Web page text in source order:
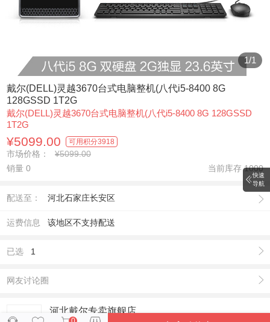
1/1
戴尔(DELL)灵越3670台式电脑整机(八代i5-8400 8G
128GSSD 1T2G
戴尔(DELL)灵越3670台式电脑整机(八代i5-8400 8G 128GSSD
1T2G
¥5099.00 可用积分3918
市场价格：
¥5099.00
销量 0
当前库存1000
配送至： 河北石家庄长安区
运费信息 该地区不支持配送
已选 1
网友讨论圈
河北戴尔专卖旗舰店
快速
导航